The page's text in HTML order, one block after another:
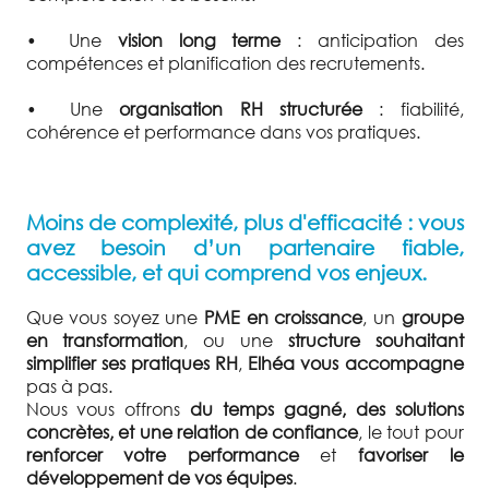
•
Une vision long terme: anticipation des
compétences et planification des recrutements.
•
Uneorganisation RH structurée : fiabilité,
cohérence et performance dans vos pratiques.
Moins de complexité, plus d'efficacité : vous
avez besoin d’un partenaire fiable,
accessible, et qui comprend vos enjeux.
Que vous soyez une PME en croissance, un groupe
en transformation, ou une structure souhaitant
simplifier ses pratiques RH, Elhéa vous accompagne
pas à pas.
Nous vous offronsdu temps gagné, des solutions
concrètes, et une relation de confiance, le tout pour
renforcer votre performanceet favoriser le
développement de vos équipes.